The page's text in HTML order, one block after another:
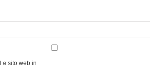
e sito web in